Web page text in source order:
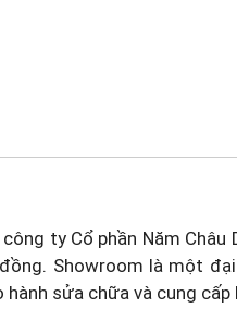
ty Cổ phần Năm Châu
Showroom là một
sửa chữa và cung cấp